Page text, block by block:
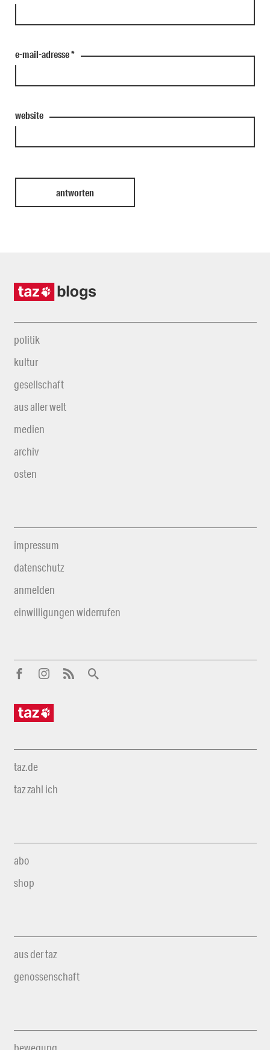
e-mail-adresse*
website
politik
kultur
gesellschaft
aus aller welt
medien
archiv
osten
impressum
datenschutz
anmelden
einwilligungen widerrufen
taz.de
taz zahl ich
abo
shop
aus der taz
genossenschaft